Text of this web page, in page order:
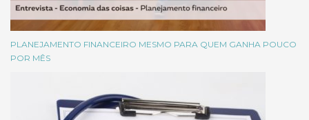
PLANEJAMENTO FINANCEIRO MESMO PARA QUEM GANHA POUCO
POR MÊS